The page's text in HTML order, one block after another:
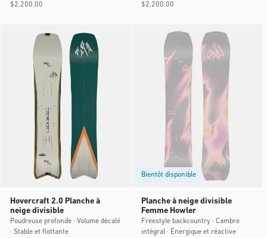
Prix
$2,200.00
Prix
$2,200.00
Hovercraft 2.0 Planche à
neige divisible
Poudreuse profonde · Volume décalé
· Stable et flottante
Bientôt disponible
Planche à neige divisible
Femme Howler
Freestyle backcountry · Cambre
intégral · Énergique et réactive